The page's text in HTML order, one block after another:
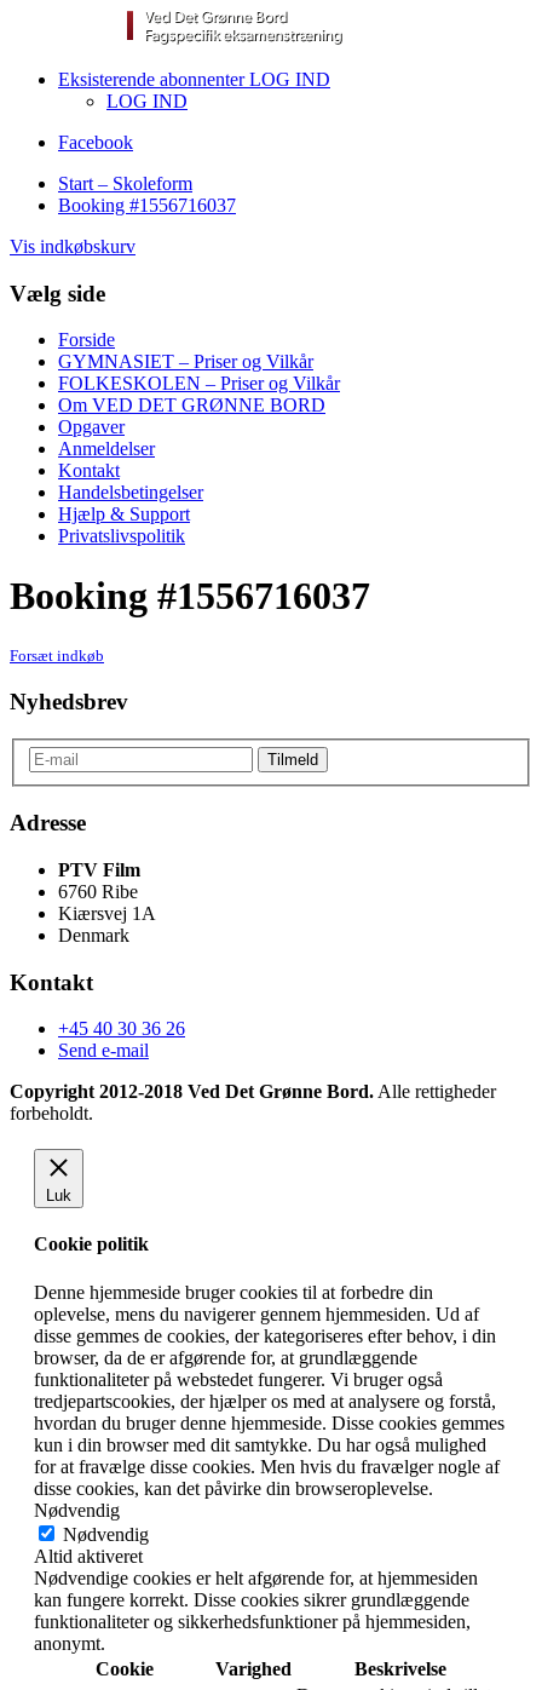
Eksisterende abonnenter LOG IND
LOG IND
Facebook
Start – Skoleform
Booking #1556716037
Vis indkøbskurv
Vælg side
Forside
GYMNASIET – Priser og Vilkår
FOLKESKOLEN – Priser og Vilkår
Om VED DET GRØNNE BORD
Opgaver
Anmeldelser
Kontakt
Handelsbetingelser
Hjælp & Support
Privatslivspolitik
Booking #1556716037
Forsæt indkøb
Nyhedsbrev
Adresse
PTV Film
6760 Ribe
Kiærsvej 1A
Denmark
Kontakt
+45 40 30 36 26
Send e-mail
Copyright 2012-2018 Ved Det Grønne Bord. Alle rettigheder
forbeholdt.
Luk
Cookie politik
Denne hjemmeside bruger cookies til at forbedre din
oplevelse, mens du navigerer gennem hjemmesiden. Ud af
disse gemmes de cookies, der kategoriseres efter behov, i din
browser, da de er afgørende for, at grundlæggende
funktionaliteter på webstedet fungerer. Vi bruger også
tredjepartscookies, der hjælper os med at analysere og forstå,
hvordan du bruger denne hjemmeside. Disse cookies gemmes
kun i din browser med dit samtykke. Du har også mulighed
for at fravælge disse cookies. Men hvis du fravælger nogle af
disse cookies, kan det påvirke din browseroplevelse.
Nødvendig
Nødvendig
Altid aktiveret
Nødvendige cookies er helt afgørende for, at hjemmesiden
kan fungere korrekt. Disse cookies sikrer grundlæggende
funktionaliteter og sikkerhedsfunktioner på hjemmesiden,
anonymt.
Cookie
Varighed Beskrivelse